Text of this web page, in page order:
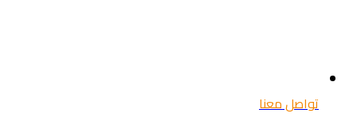
تواصل معنا